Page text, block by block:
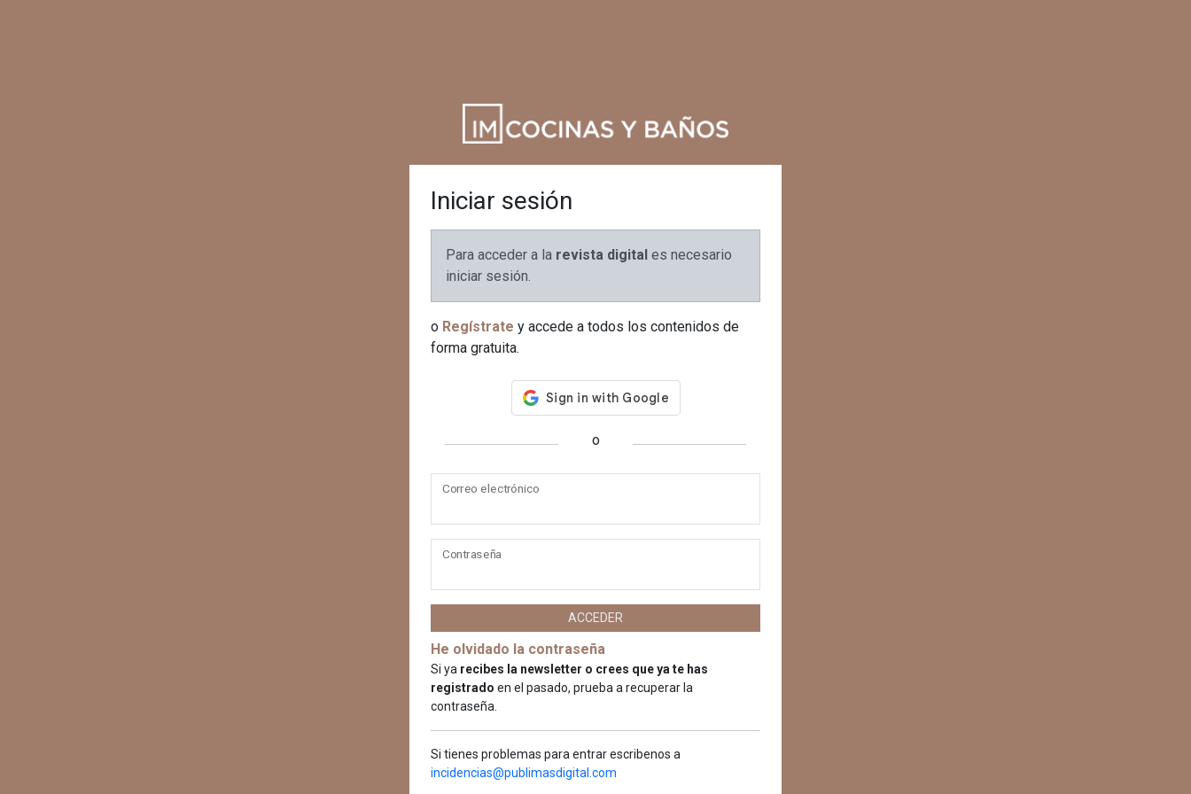
Iniciar sesión
Para acceder a la revista digital es necesario
iniciar sesión.
o Regístrate y accede a todos los contenidos de
forma gratuita.
o
Correo electrónico
Contraseña
ACCEDER
He olvidado la contraseña
Si ya recibes la newsletter o crees que ya te has
registrado en el pasado, prueba a recuperar la
contraseña.
Si tienes problemas para entrar escribenos a
incidencias@publimasdigital.com